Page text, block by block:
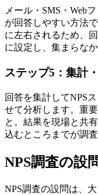
メール・SMS・Web
が回答しやすい方法
に左右されるため、
に設定し、集まらな
ステップ5：集計
回答を集計してNPS
せて分析します。重
と。結果を現場と共
込むところまでが調査
NPS調査の設
NPS調査の設問は、